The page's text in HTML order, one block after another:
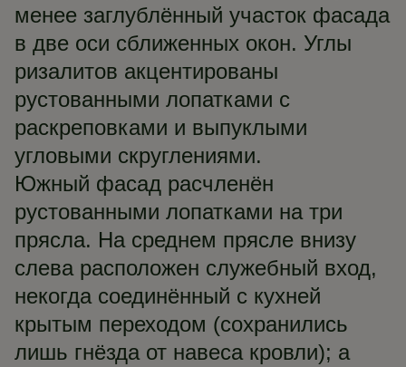
менее заглублённый участок фасада
в две оси сближенных окон. Углы
ризалитов акцентированы
рустованными лопатками с
раскреповками и выпуклыми
угловыми скруглениями.
Южный фасад расчленён
рустованными лопатками на три
прясла. На среднем прясле внизу
слева расположен служебный вход,
некогда соединённый с кухней
крытым переходом (сохранились
лишь гнёзда от навеса кровли); а